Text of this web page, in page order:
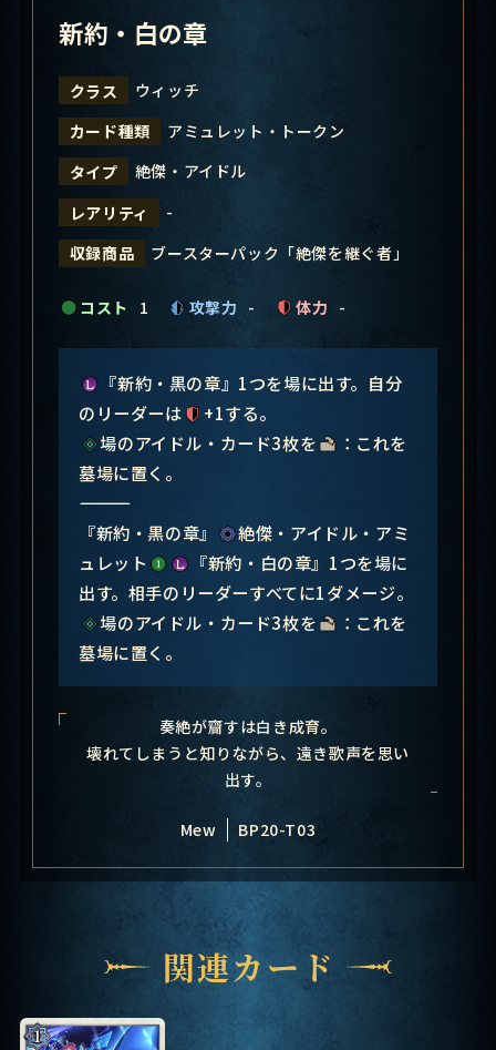
新約・白の章
クラス
ウィッチ
カード種類
アミュレット・トークン
タイプ
絶傑・アイドル
レアリティ
-
収録商品
ブースターパック「絶傑を継ぐ者」
コスト 1 攻撃力 - 体力 -
『新約・黒の章』1つを場に出す。自分
のリーダーは
+1する。
場のアイドル・カード3枚を
：これを
墓場に置く。
―――――――――――――――
『新約・黒の章』
絶傑・アイドル・アミ
ュレット
『新約・白の章』1つを場に
出す。相手のリーダーすべてに1ダメージ。
場のアイドル・カード3枚を
：これを
墓場に置く。
奏絶が齎すは白き成育。
壊れてしまうと知りながら、遠き歌声を思い
出す。
Mew BP20-T03
関連カード